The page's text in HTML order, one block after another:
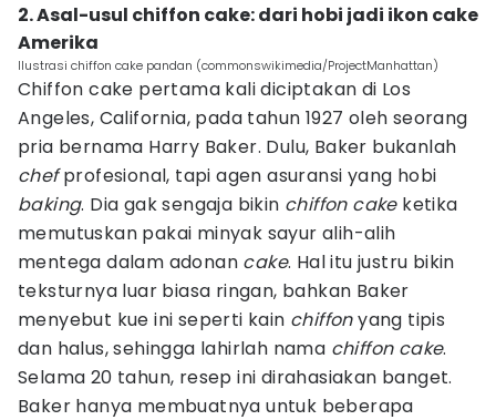
2. Asal-usul chiffon cake: dari hobi jadi ikon cake
Amerika
Ilustrasi chiffon cake pandan (commonswikimedia/ProjectManhattan)
Chiffon cake pertama kali diciptakan di Los
Angeles, California, pada tahun 1927 oleh seorang
pria bernama Harry Baker. Dulu, Baker bukanlah
chefprofesional, tapi agen asuransi yang hobi
baking. Dia gak sengaja bikin chiffon cakeketika
memutuskan pakai minyak sayur alih-alih
mentega dalam adonan cake. Hal itu justru bikin
teksturnya luar biasa ringan, bahkan Baker
menyebut kue ini seperti kain chiffonyang tipis
dan halus, sehingga lahirlah nama chiffon cake.
Selama 20 tahun, resep ini dirahasiakan banget.
Baker hanya membuatnya untuk beberapa